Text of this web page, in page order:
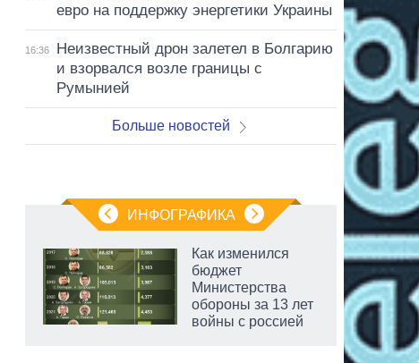
евро на поддержку энергетики Украины
16:36
Неизвестный дрон залетел в Болгарию
и взорвался возле границы с
Румынией
Больше новостей
ИНФОГРАФИКА
Как изменился
бюджет
Министерства
обороны за 13 лет
войны с россией